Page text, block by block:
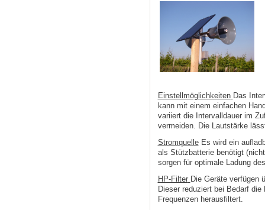
Einstellmöglichkeiten Das
kann mit einem einfachen
variiert die Intervalldauer im
vermeiden. Die Lautstärke
StromquelleEs wird ein
als Stützbatterie benötigt
sorgen für optimale Ladung
HP-Filter Die Geräte verfügen
Dieser reduziert bei Bedarf
Frequenzen herausfiltert.